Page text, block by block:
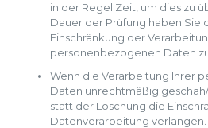
in der Regel Zeit, um dies zu
Dauer der Prüfung haben Sie
Einschränkung der
personenbezogenen Daten
Wenn die Verarbeitung Ihrer
Daten unrechtmäßig
statt der Löschung die
Datenverarbeitung verlangen.